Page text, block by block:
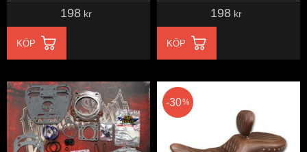
198 kr
KÖP
198 kr
KÖP
30%